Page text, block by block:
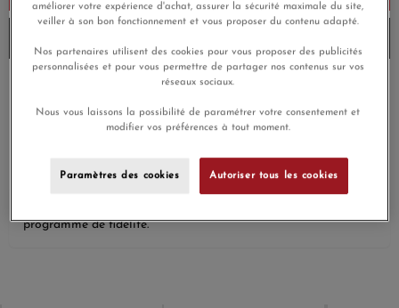
remboursé
programme de fidélité.
améliorer votre expérience d'achat, assurer la sécurité maximale du site,
veiller à son bon fonctionnement et vous proposer du contenu adapté.
Nos partenaires utilisent des cookies pour vous proposer des publicités
personnalisées et pour vous permettre de partager nos contenus sur vos
réseaux sociaux.
Nous vous laissons la possibilité de paramétrer votre consentement et
modifier vos préférences à tout moment.
Paramètres des cookies Autoriser tous les cookies